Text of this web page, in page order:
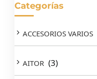
Categorías
ACCESORIOS VARIOS
AITOR (3)